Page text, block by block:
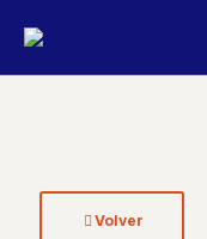
Volver